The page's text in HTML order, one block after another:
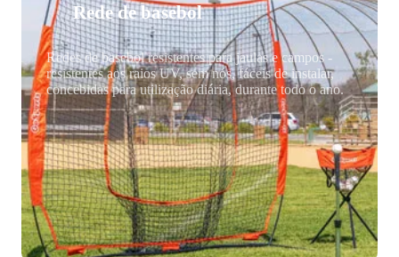
Rede de basebol
Redes de basebol resistentes para jaulas e campos -
resistentes aos raios UV, sem nós, fáceis de instalar,
concebidas para utilização diária, durante todo o ano.